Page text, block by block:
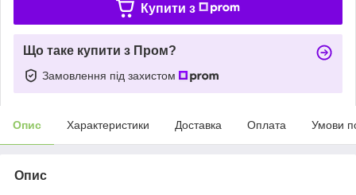
Купити з
Що таке купити з Пром?
Замовлення під захистом
Опис Характеристики Доставка Оплата Умови
Опис